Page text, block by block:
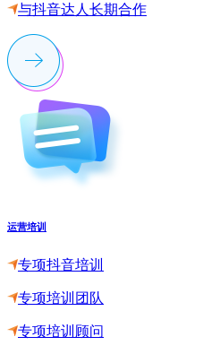
与抖音达人长期合作
运营培训
专项抖音培训
专项培训团队
专项培训顾问